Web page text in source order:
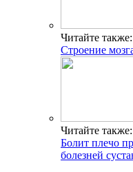
Читайте также:
Строение
Читайте также:
Болит плечо
болезней